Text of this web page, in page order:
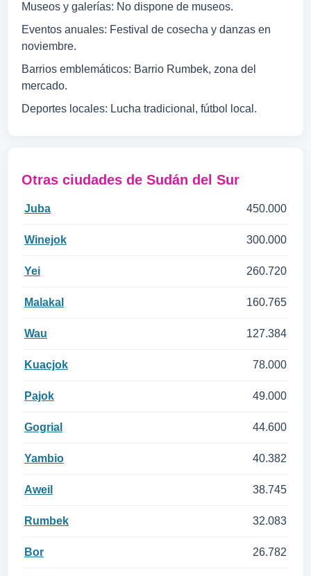
Museos y galerías: No dispone de museos.
Eventos anuales: Festival de cosecha y danzas en
noviembre.
Barrios emblemáticos: Barrio Rumbek, zona del
mercado.
Deportes locales: Lucha tradicional, fútbol local.
Otras ciudades de Sudán del Sur
Juba 450.000
Winejok 300.000
Yei 260.720
Malakal 160.765
Wau 127.384
Kuacjok 78.000
Pajok 49.000
Gogrial 44.600
Yambio 40.382
Aweil 38.745
Rumbek 32.083
Bor 26.782